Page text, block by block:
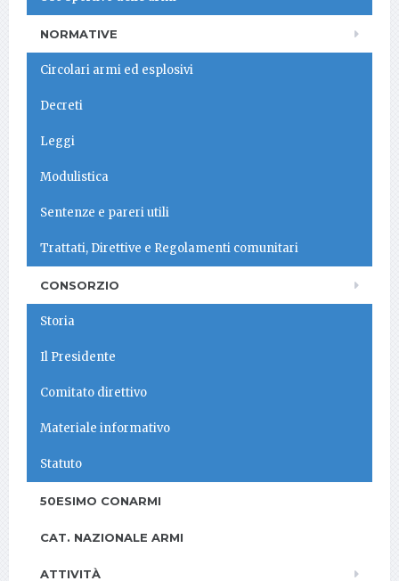
NORMATIVE
Circolari armi ed esplosivi
Decreti
Leggi
Modulistica
Sentenze e pareri utili
Trattati, Direttive e Regolamenti comunitari
CONSORZIO
Storia
Il Presidente
Comitato direttivo
Materiale informativo
Statuto
50ESIMO CONARMI
CAT. NAZIONALE ARMI
ATTIVITÀ